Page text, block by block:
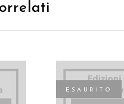
ESAURITO